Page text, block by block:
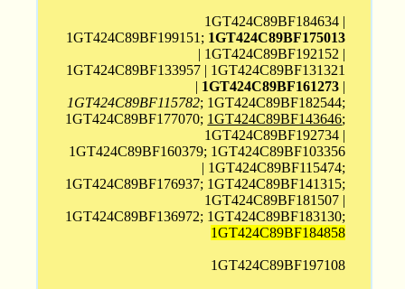
1GT424C89BF184634 |
1GT424C89BF199151; 1GT424C89BF175013
| 1GT424C89BF192152 |
1GT424C89BF133957 | 1GT424C89BF131321
| 1GT424C89BF161273 |
1GT424C89BF115782; 1GT424C89BF182544;
1GT424C89BF177070; 1GT424C89BF143646;
1GT424C89BF192734 |
1GT424C89BF160379; 1GT424C89BF103356
| 1GT424C89BF115474;
1GT424C89BF176937; 1GT424C89BF141315;
1GT424C89BF181507 |
1GT424C89BF136972; 1GT424C89BF183130;
1GT424C89BF184858
1GT424C89BF197108